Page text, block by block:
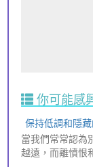
你可能感
保持低調和隱
當我們常常認為
越遠，而離憤恨